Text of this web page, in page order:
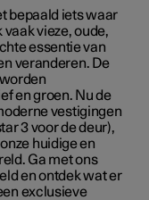
bepaald iets waar
vieze, oude,
essentie van
veranderen. De
en groen. Nu de
vestigingen
3 voor de deur),
huidige en
Ga met ons
en ontdek wat er
exclusieve